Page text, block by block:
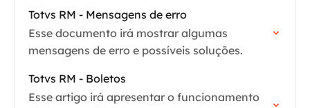
Totvs RM - Mensagens de erro
Esse documento irá mostrar algumas
mensagens de erro e possíveis soluções.
Totvs RM - Boletos
Esse artigo irá apresentar o funcionamento